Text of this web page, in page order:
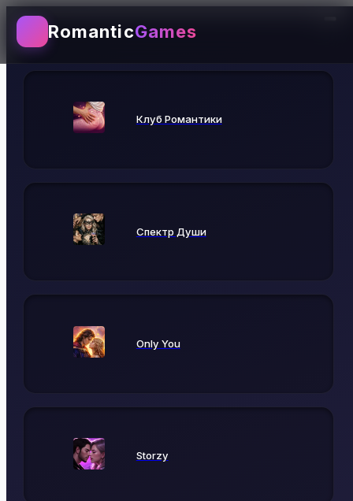
RomanticGames
Выбирай игру
Клуб Романтики
Спектр Души
Only You
Storzy